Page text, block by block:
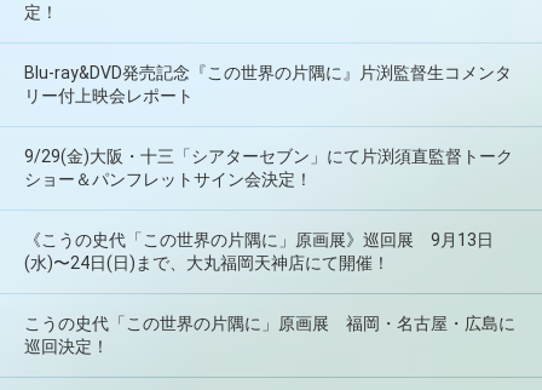
定！
Blu-ray&DVD発売記念『この世界の片隅に』片渕監督生コメンタ
リー付上映会レポート
9/29(金)大阪・十三「シアターセブン」にて片渕須直監督トーク
ショー＆パンフレットサイン会決定！
《こうの史代「この世界の片隅に」原画展》巡回展 9月13日
(水)〜24日(日)まで、大丸福岡天神店にて開催！
こうの史代「この世界の片隅に」原画展 福岡・名古屋・広島に
巡回決定！